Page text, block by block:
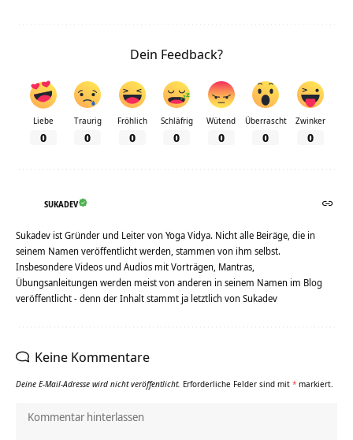
Dein Feedback?
Liebe
0
Traurig
0
Fröhlich
0
Schläfrig
0
Wütend
0
Überrascht
0
Zwinker
0
SUKADEV
Sukadev ist Gründer und Leiter von Yoga Vidya. Nicht alle Beiräge, die in
seinem Namen veröffentlicht werden, stammen von ihm selbst.
Insbesondere Videos und Audios mit Vorträgen, Mantras,
Übungsanleitungen werden meist von anderen in seinem Namen im Blog
veröffentlicht - denn der Inhalt stammt ja letztlich von Sukadev
Keine Kommentare
Deine E-Mail-Adresse wird nicht veröffentlicht. Erforderliche Felder sind mit * markiert.